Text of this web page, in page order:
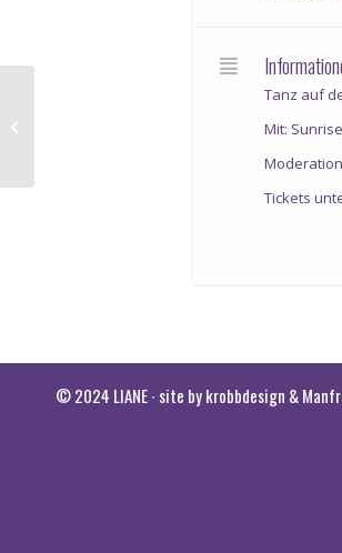
Tanz auf
Mit:
Tickets
© 2024 LIANE ∙ site bykrobbdesign &